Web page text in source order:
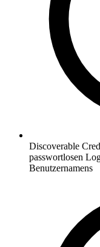
Discoverable
passwortlosen
Benutzernamens